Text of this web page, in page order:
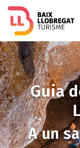
Image
Guia
A un